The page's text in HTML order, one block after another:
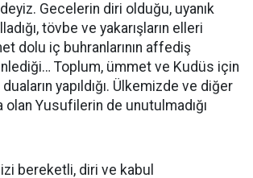
Gecelerin diri olduğu, uyanık
tövbe ve yakarışların elleri
dolu iç buhranlarının affediş
Toplum, ümmet ve Kudüs için
yapıldığı. Ülkemizde ve diğer
Yusufilerin de unutulmadığı
bereketli, diri ve kabul